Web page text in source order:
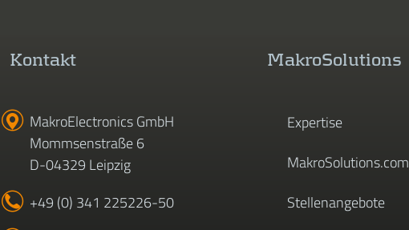
Kontakt
MakroElectronics GmbH
Mommsenstraße 6
D-04329 Leipzig
+49 (0) 341 225226-50
MakroSolutions
Expertise
MakroSolutions.com
Stellenangebote